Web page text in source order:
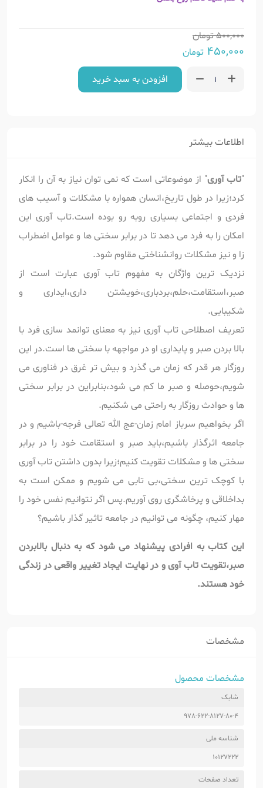
500,000تومان
450,000 تومان
افزودن به سبد خرید
اطلاعات بیشتر
"تاب آوری" از موضوعاتی است که نمی توان نیاز به آن را انکار
کرد؛زیرا در طول تاریخ،انسان همواره با مشکلات و آسیب های
فردی و اجتماعی بسیاری روبه رو بوده است.تاب آوری این
امکان را به فرد می دهد تا در برابر سختی ها و عوامل اضطراب
زا و نیز مشکلات روانشناختی مقاوم شود.
نزدیک ترین واژگان به مفهوم تاب آوری عبارت است از
صبر،استقامت،حلم،بردباری،خویشتن داری،ایداری و
شکیبایی.
تعریف اصطلاحی تاب آوری نیز به معنای توانمد سازی فرد با
بالا بردن صبر و پایداری او در مواجهه با سختی ها است.در این
روزگار هر قدر که زمان می گذرد و بیش تر غرق در فناوری می
شویم،حوصله و صبر ما کم می شود،بنابراین در برابر سختی
ها و حوادث روزگار به راحتی می شکنیم.
اگر بخواهیم سرباز امام زمان-عج الله تعالی فرجه-باشیم و در
جامعه اثرگذار باشیم،باید صبر و استقامت خود را در برابر
سختی ها و مشکلات تقویت کنیم؛زیرا بدون داشتن تاب آوری
با کوچک ترین سختی،بی تابی می شویم و ممکن است به
بداخلاقی و پرخاشگری روی آوریم.پس اگر نتوانیم نفس خود را
مهار کنیم، چگونه می توانیم در جامعه تاثیر گذار باشیم؟
این کتاب به افرادی پیشنهاد می شود که به دنبال بالابردن
صبر،تقویت تاب آوی و در نهایت ایجاد تغییر واقعی در زندگی
خود هستند.
مشخصات
مشخصات محصول
شابک
978-622-8127-80-4
شناسه ملی
10127222
تعداد صفحات